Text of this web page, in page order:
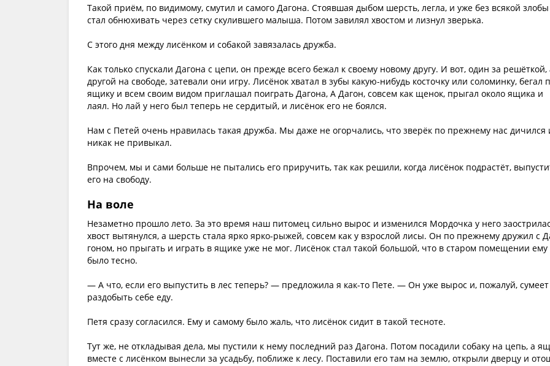
Такой приём, по видимому, смутил и самого Дагона. Стоявшая дыбом шерсть, легла, и уже без всякой
стал обнюхивать через сетку скулившего малыша. Потом завилял хвостом и лизнул зверька.
С этого дня между лисёнком и собакой завязалась дружба.
Как только спускали Дагона с цепи, он прежде всего бежал к своему новому другу. И вот, один за решёткой,
другой на свободе, затевали они игру. Лисёнок хватал в зубы какую-нибудь косточку или соломинку, бегал
ящику и всем своим видом приглашал поиграть Дагона, А Дагон, совсем как щенок, прыгал около ящика и
лаял. Но лай у него был теперь не сердитый, и лисёнок его не боялся.
Нам с Петей очень нравилась такая дружба. Мы даже не огорчались, что зверёк по прежнему нас дичился
никак не привыкал.
Впрочем, мы и сами больше не пытались его приручить, так как решили, когда лисёнок подрастёт,
его на свободу.
На воле
Незаметно прошло лето. За это время наш питомец сильно вырос и изменился Мордочка у него
хвост вытянулся, а шерсть стала ярко ярко-рыжей, совсем как у взрослой лисы. Он по прежнему дружил с
гоном, но прыгать и играть в ящике уже не мог. Лисёнок стал такой большой, что в старом помещении ему
было тесно.
— А что, если его выпустить в лес теперь? — предложила я как-то Пете. — Он уже вырос и, пожалуй, сумеет
раздобыть себе еду.
Петя сразу согласился. Ему и самому было жаль, что лисёнок сидит в такой тесноте.
Тут же, не откладывая дела, мы пустили к нему последний раз Дагона. Потом посадили собаку на цепь, а
вместе с лисёнком вынесли за усадьбу, поближе к лесу. Поставили его там на землю, открыли дверцу и